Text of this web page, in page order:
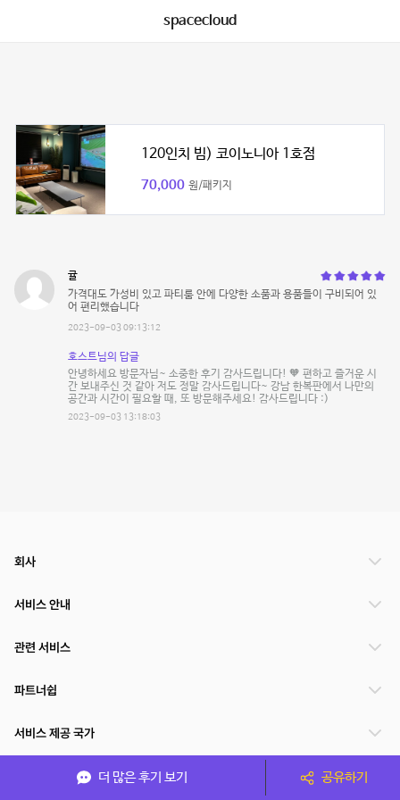
spacecloud
120인치 빔) 코이노니아 1호점
70,000 원/패키지
귤
가격대도 가성비 있고 파티룸 안에 다양한 소품과 용품들이 구비되어 있
어 편리했습니다
2023-09-03 09:13:12
호스트님의 답글
안녕하세요 방문자님~ 소중한 후기 감사드립니다! 🧡 편하고 즐거운 시
간 보내주신 것 같아 저도 정말 감사드립니다~ 강남 한복판에서 나만의
공간과 시간이 필요할 때, 또 방문해주세요! 감사드립니다 :)
2023-09-03 13:18:03
더 많은 후기 보기 공유하기
회사
서비스 안내
관련 서비스
파트너쉽
서비스 제공 국가